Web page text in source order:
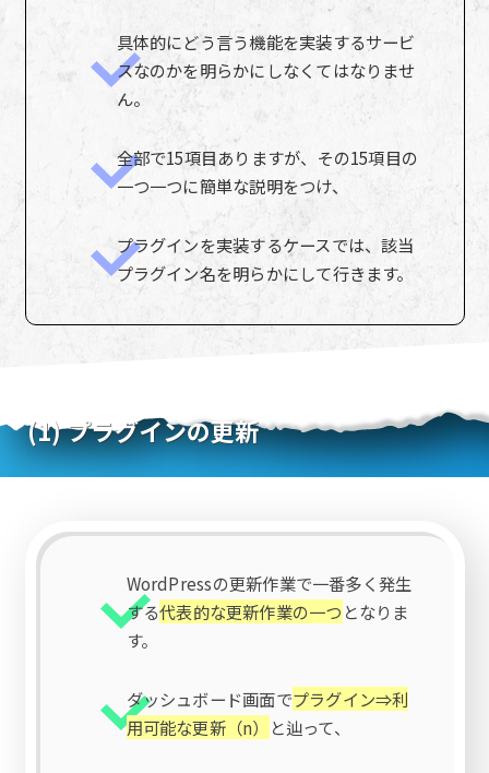
具体的にどう言う機能を実装するサービ
スなのかを明らかにしなくてはなりませ
ん。
全部で15項目ありますが、その15項目の
一つ一つに簡単な説明をつけ、
プラグインを実装するケースでは、該当
プラグイン名を明らかにして行きます。
(1) プラグインの更新
WordPressの更新作業で一番多く発生
する代表的な更新作業の一つ となりま
す。
ダッシュボード画面でプラグイン⇒利
用可能な更新（n）
と辿って、